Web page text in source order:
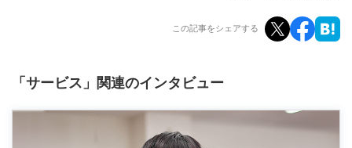
この記事をシェアする
「サービス」関連のインタビュー